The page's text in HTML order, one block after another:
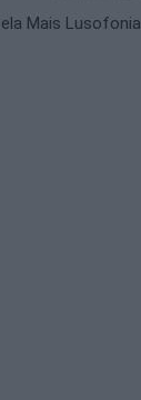
Mais Lusofonia